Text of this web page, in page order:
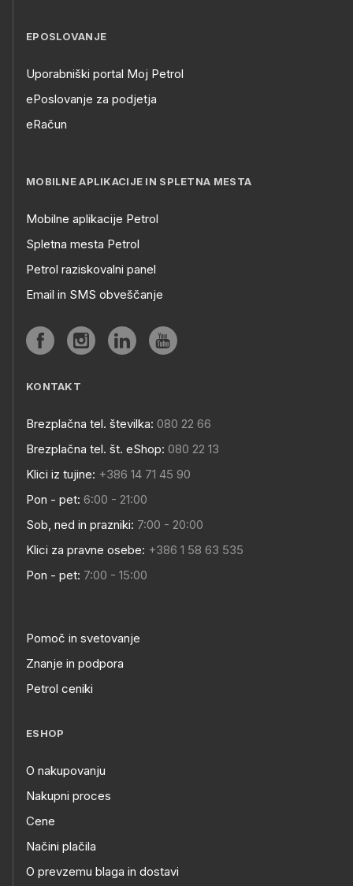
EPOSLOVANJE
Uporabniški portal Moj Petrol
ePoslovanje za podjetja
eRačun
MOBILNE APLIKACIJE IN SPLETNA MESTA
Mobilne aplikacije Petrol
Spletna mesta Petrol
Petrol raziskovalni panel
Email in SMS obveščanje
KONTAKT
Brezplačna tel. številka: 080 22 66
Brezplačna tel. št. eShop: 080 22 13
Klici iz tujine: +386 14 71 45 90
Pon - pet: 6:00 - 21:00
Sob, ned in prazniki: 7:00 - 20:00
Klici za pravne osebe: +386 1 58 63 535
Pon - pet: 7:00 - 15:00
Pomoč in svetovanje
Znanje in podpora
Petrol ceniki
ESHOP
O nakupovanju
Nakupni proces
Cene
Načini plačila
O prevzemu blaga in dostavi